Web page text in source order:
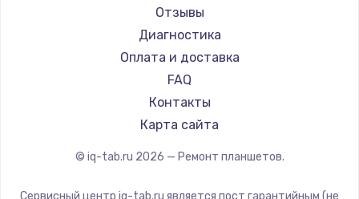
от 1000 руб.
Заказать
Замена SSD
от 1045 руб.
Заказать
от 995 руб.
Aquarius
Philips
Dell
HP
Getac
ZTE
Отзывы
Диагностика
Оплата и доставка
FAQ
Контакты
Карта сайта
© iq-tab.ru 2026 — Ремонт планшетов.
Сервисный центр iq-tab.ru является пост гарантийным (не